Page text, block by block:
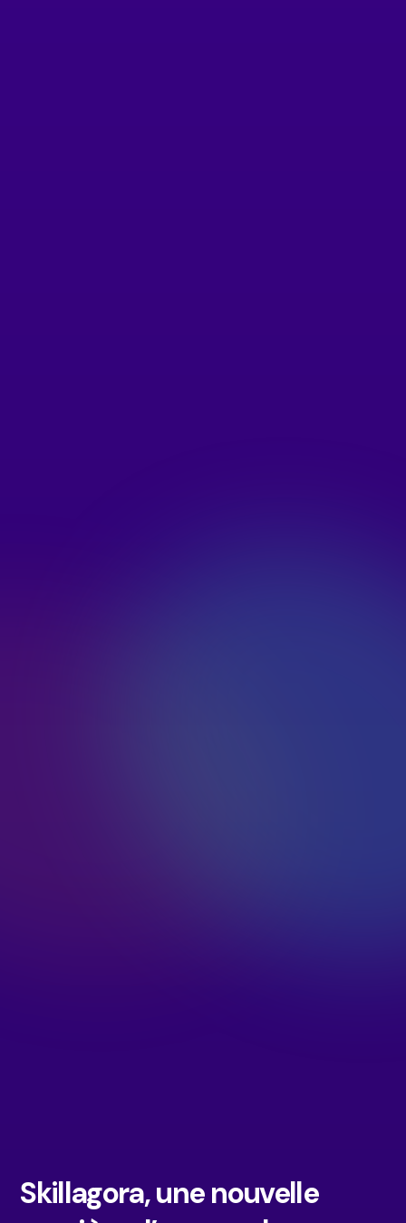
Skillagora, une nouvelle